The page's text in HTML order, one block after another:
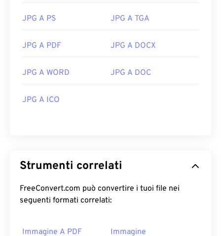
JPG A PS JPG A TGA
JPG A PDF JPG A DOCX
JPG A WORD JPG A DOC
JPG A ICO
Strumenti correlati
FreeConvert.com può convertire i tuoi file nei
seguenti formati correlati:
Immagine A PDF
Immagine